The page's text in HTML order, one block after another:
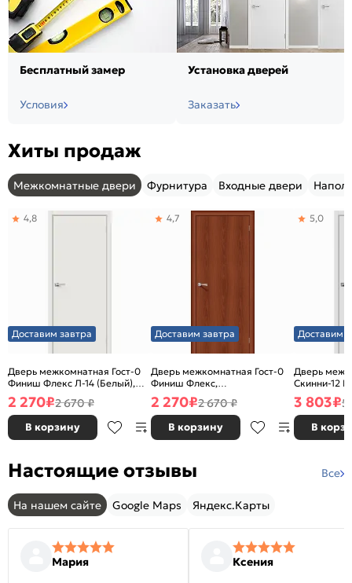
Бесплатный замер
Условия
Установка дверей
Заказать
Хиты продаж
Межкомнатные двери Фурнитура Входные двери
Доставим завтра
Дверь межкомнатная Гост-0
Финиш Флекс Л-14 (Белый),
глухая, каркасно-щитовая
4,8
2 270₽2 670 ₽
В корзину
Доставим завтра
Дверь межкомнатная Гост-0
Финиш Флекс,
Ламинированные Л-11
(ИталОрех), глухая, каркасно-
щитовая
4,7
2 270₽2 670 ₽
В корзину
Доставим
Дверь
Скинни-12
глухая,
5,0
3 803₽5
В
Настоящие отзывы Все
На нашем сайте Google Maps Яндекс.Карты
Мария Ксения